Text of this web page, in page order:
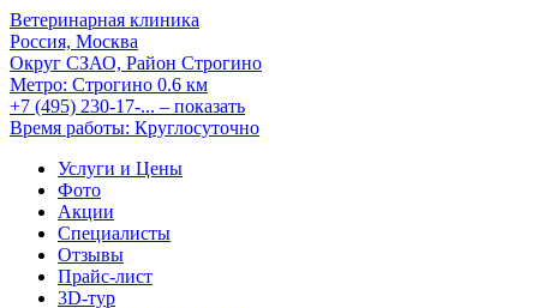
Ветеринарная клиника
Россия, Москва
Округ СЗАО, Район Строгино
Метро: Строгино 0.6 км
+7 (495) 230-17-... – показать
Время работы: Круглосуточно
Услуги и Цены
Фото
Акции
Специалисты
Отзывы
Прайс-лист
3D-тур